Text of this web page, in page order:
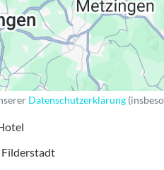
Datenschutzerklärung
Filderstadt